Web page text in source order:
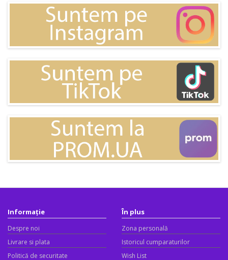
Informație
Despre noi
Livrare si plata
Politică de securitate
În plus
Zona personală
Istoricul cumparaturilor
Wish List